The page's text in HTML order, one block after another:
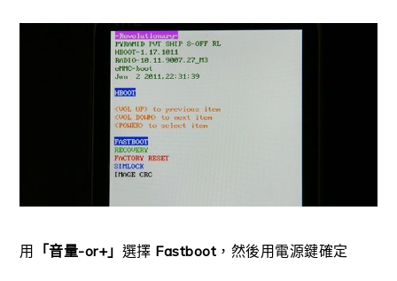
用 「音量-or+」 選擇 Fastboot ，然後用電源鍵確定